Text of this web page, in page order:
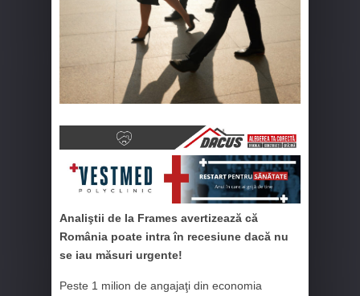
Analiştii de la Frames avertizează că
România poate intra în recesiune dacă nu
se iau măsuri urgente!
Peste 1 milion de angajaţi din economia